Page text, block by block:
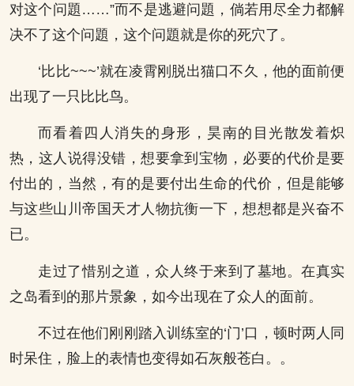
对这个问題……”而不是逃避问題，倘若用尽全力都解
决不了这个问題，这个问題就是你的死穴了。
‘比比~~~’就在凌霄刚脱出猫口不久，他的面前便
出现了一只比比鸟。
而看着四人消失的身形，昊南的目光散发着炽
热，这人说得没错，想要拿到宝物，必要的代价是要
付出的，当然，有的是要付出生命的代价，但是能够
与这些山川帝国天才人物抗衡一下，想想都是兴奋不
已。
走过了惜别之道，众人终于来到了墓地。在真实
之岛看到的那片景象，如今出现在了众人的面前。
不过在他们刚刚踏入训练室的‘门’口，顿时两人同
时呆住，脸上的表情也变得如石灰般苍白。。